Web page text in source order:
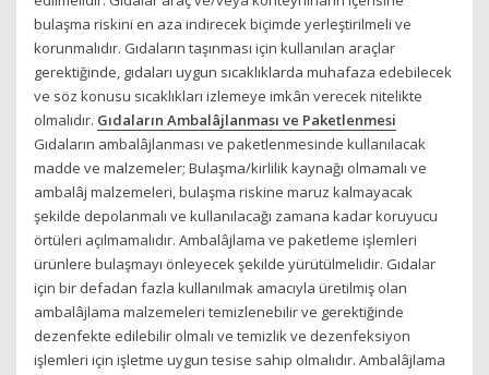
bulaşma riskini en aza indirecek biçimde yerleştirilmeli ve
korunmalıdır. Gıdaların taşınması için kullanılan araçlar
gerektiğinde, gıdaları uygun sıcaklıklarda muhafaza edebilecek
ve söz konusu sıcaklıkları izlemeye imkân verecek nitelikte
olmalıdır. Gıdaların Ambalâjlanması ve Paketlenmesi
Gıdaların ambalâjlanması ve paketlenmesinde kullanılacak
madde ve malzemeler; Bulaşma/kirlilik kaynağı olmamalı ve
ambalâj malzemeleri, bulaşma riskine maruz kalmayacak
şekilde depolanmalı ve kullanılacağı zamana kadar koruyucu
örtüleri açılmamalıdır. Ambalâjlama ve paketleme işlemleri
ürünlere bulaşmayı önleyecek şekilde yürütülmelidir. Gıdalar
için bir defadan fazla kullanılmak amacıyla üretilmiş olan
ambalâjlama malzemeleri temizlenebilir ve gerektiğinde
dezenfekte edilebilir olmalı ve temizlik ve dezenfeksiyon
işlemleri için işletme uygun tesise sahip olmalıdır. Ambalâjlama